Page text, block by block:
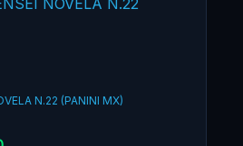
N.22 (PANINI MX)